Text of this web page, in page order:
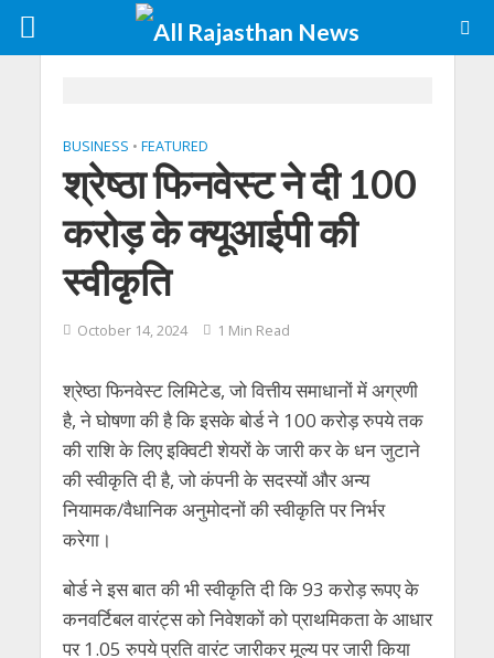
BUSINESS • FEATURED
श्रेष्ठा फिनवेस्ट ने दी 100
करोड़ के क्यूआईपी की
स्वीकृति
October 14, 2024 1 Min Read
श्रेष्ठा फिनवेस्ट लिमिटेड, जो वित्तीय समाधानों में अग्रणी
है, ने घोषणा की है कि इसके बोर्ड ने 100 करोड़ रुपये तक
की राशि के लिए इक्विटी शेयरों के जारी कर के धन जुटाने
की स्वीकृति दी है, जो कंपनी के सदस्यों और अन्य
नियामक/वैधानिक अनुमोदनों की स्वीकृति पर निर्भर
करेगा।
बोर्ड ने इस बात की भी स्वीकृति दी कि 93 करोड़ रूपए के
कनवर्टिबल वारंट्स को निवेशकों को प्राथमिकता के आधार
पर 1.05 रुपये प्रति वारंट जारीकर मूल्य पर जारी किया